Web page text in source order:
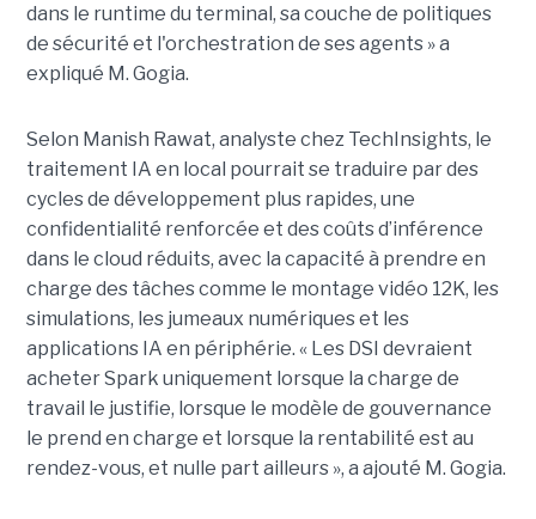
dans le runtime du terminal, sa couche de politiques
de sécurité et l'orchestration de ses agents » a
expliqué M. Gogia.
Selon Manish Rawat, analyste chez TechInsights, le
traitement IA en local pourrait se traduire par des
cycles de développement plus rapides, une
confidentialité renforcée et des coûts d’inférence
dans le cloud réduits, avec la capacité à prendre en
charge des tâches comme le montage vidéo 12K, les
simulations, les jumeaux numériques et les
applications IA en périphérie. « Les DSI devraient
acheter Spark uniquement lorsque la charge de
travail le justifie, lorsque le modèle de gouvernance
le prend en charge et lorsque la rentabilité est au
rendez-vous, et nulle part ailleurs », a ajouté M. Gogia.